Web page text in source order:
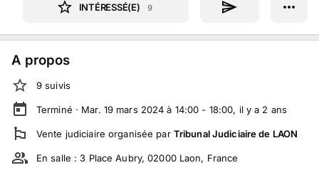
INTÉRESSÉ(E) 9
A propos
9 suivis
Terminé · Mar. 19 mars 2024 à 14:00 - 18:00, il y a 2 ans
Vente judiciaire organisée par Tribunal Judiciaire de LAON
En salle : 3 Place Aubry, 02000 Laon, France